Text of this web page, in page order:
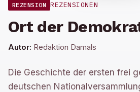
REZENSION REZENSIONEN
Ort der
Autor: Redaktion Damals
Die Geschichte der ersten frei
deutschen